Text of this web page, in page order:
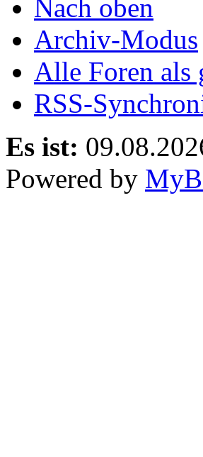
Nach oben
Archiv-Modus
Alle Foren als
RSS-
Es ist:
Powered by